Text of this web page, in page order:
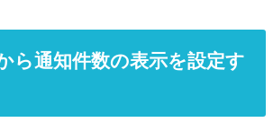
ら通知件数の表示を設定す